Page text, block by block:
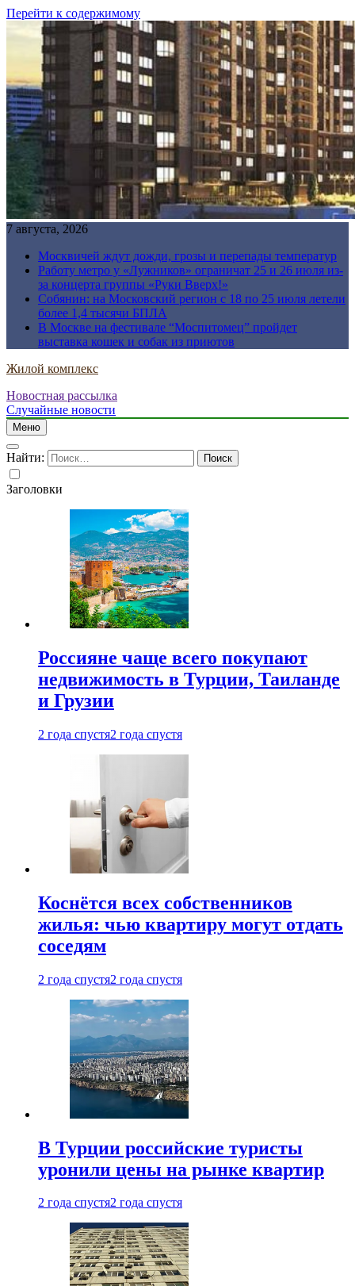
Перейти к содержимому
7 августа, 2026
Москвичей ждут дожди, грозы и перепады температур
Работу метро у «Лужников» ограничат 25 и 26 июля из-
за концерта группы «Руки Вверх!»
Собянин: на Московский регион с 18 по 25 июля летели
более 1,4 тысячи БПЛА
В Москве на фестивале “Моспитомец” пройдет
выставка кошек и собак из приютов
Жилой комплекс
Новостная рассылка
Случайные новости
Меню
Найти:
Заголовки
Россияне чаще всего покупают
недвижимость в Турции, Таиланде
и Грузии
2 года спустя2 года спустя
Коснётся всех собственников
жилья: чью квартиру могут отдать
соседям
2 года спустя2 года спустя
В Турции российские туристы
уронили цены на рынке квартир
2 года спустя2 года спустя